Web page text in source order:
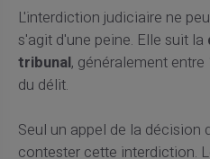
L'interdiction judiciaire ne
s'agit d'une peine. Elle suit la
tribunal, généralement
du délit.
Seul un appel de la décision
contester cette interdiction.